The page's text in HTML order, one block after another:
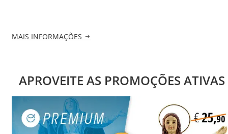
MAIS INFORMAÇÕES
APROVEITE AS PROMOÇÕES ATIVAS